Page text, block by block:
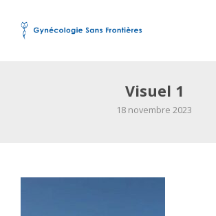
Visuel 1
18 novembre 2023